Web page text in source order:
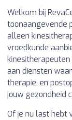
Welkom bij
toonaangevende
alleen
vroedkunde
aan diensten
therapie, en
jouw gezondheid
Of je nu last hebt